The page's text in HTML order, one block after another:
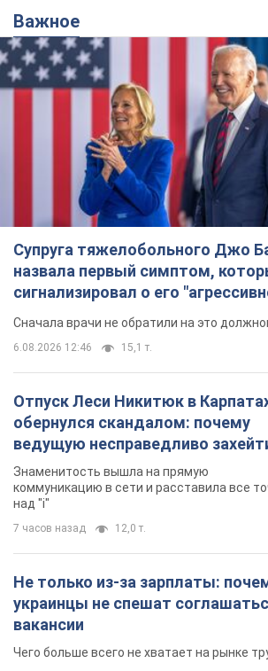
Сначала врачи не обратили на это
6.08.2026 12:46
Отпуск Леси Никитюк в
обернулся скандалом: почему
ведущую несправедливо
Знаменитость вышла на прямую
коммуникацию в сети и расставила все
7 часов назад 12,0 т.
Не только из-за зарплаты:
украинцы не спешат
вакансии
Чего больше всего не хватает на рынке
9 часов назад 3,1 т.